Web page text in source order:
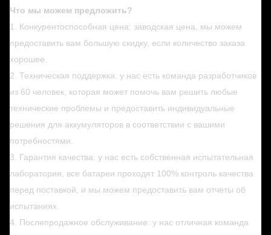
Что мы можем предложить?
1. Конкурентоспособная цена: заводская цена, мы можем
предоставить вам большую скидку, если количество заказа
хорошее.
2. Техническая поддержка: у нас есть команда разработчиков
из 60 человек, которая может помочь вам решить любые
технические проблемы и предоставить индивидуальные
решения для аккумуляторов в соответствии с вашими
потребностями.
3. Гарантия качества: у нас есть собственная испытательная
лаборатория, все батареи проходят 100% контроль качества
перед поставкой, и мы можем предоставить вам отчеты об
испытаниях.
4. Послепродажное обслуживание: у нас отличная команда